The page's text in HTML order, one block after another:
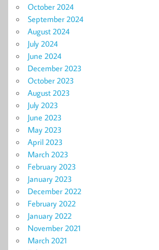
October 2024
September 2024
August 2024
July 2024
June 2024
December 2023
October 2023
August 2023
July 2023
June 2023
May 2023
April 2023
March 2023
February 2023
January 2023
December 2022
February 2022
January 2022
November 2021
March 2021